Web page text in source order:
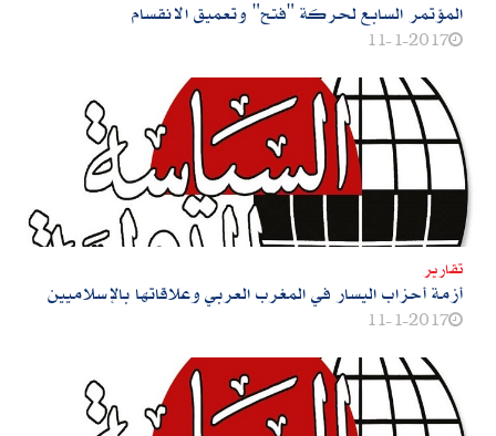
المؤتمر السابع لحركة‮ "‬فتح‮" ‬وتعميق الانقسام
11-1-2017
تقارير
أزمة أحزاب اليسار في المغرب العربي وعلاقاتها بالإسلاميين
11-1-2017